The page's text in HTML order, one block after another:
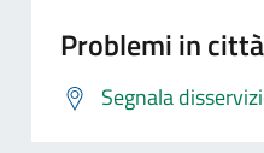
Problemi in città
Segnala